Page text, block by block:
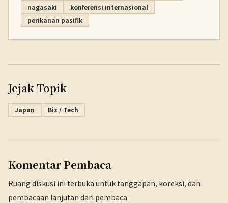
nagasaki
konferensi internasional
perikanan pasifik
Jejak Topik
Japan Biz / Tech
Komentar Pembaca
Ruang diskusi ini terbuka untuk tanggapan, koreksi, dan
pembacaan lanjutan dari pembaca.